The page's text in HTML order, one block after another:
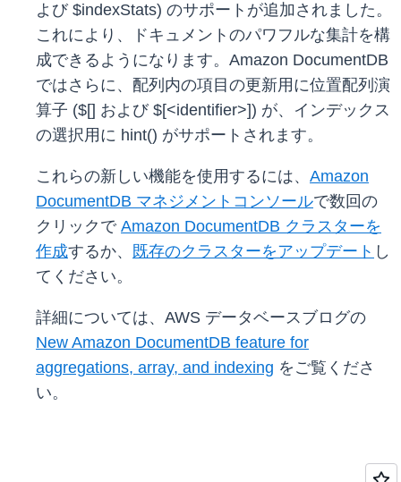
よび $indexStats) のサポートが追加されました。
これにより、ドキュメントのパワフルな集計を構
成できるようになります。Amazon DocumentDB
ではさらに、配列内の項目の更新用に位置配列演
算子 ($[] および $[<identifier>]) が、インデックス
の選択用に hint() がサポートされます。
これらの新しい機能を使用するには、 Amazon
DocumentDB マネジメントコンソールで数回の
クリックで Amazon DocumentDB クラスターを
作成するか、 既存のクラスターをアップデート し
てください。
詳細については、AWS データベースブログの
New Amazon DocumentDB feature for
aggregations, array, and indexing をご覧くださ
い。